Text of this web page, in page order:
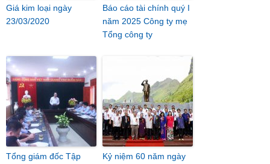
Giá kim loại ngày
23/03/2020
Báo cáo tài chính quý I
năm 2025 Công ty mẹ
Tổng công ty
Tổng giám đốc Tập
Kỷ niệm 60 năm ngày